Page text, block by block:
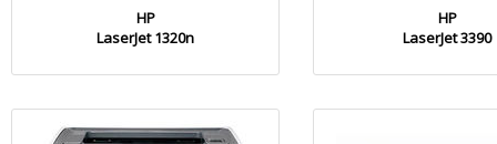
HP
LaserJet 1320n
HP
LaserJet 3390